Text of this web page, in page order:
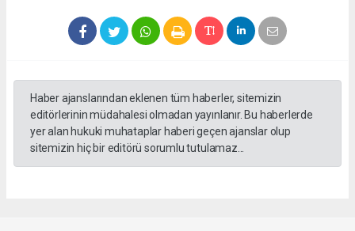
Haber ajanslarından eklenen tüm haberler, sitemizin
editörlerinin müdahalesi olmadan yayınlanır. Bu haberlerde
yer alan hukuki muhataplar haberi geçen ajanslar olup
sitemizin hiç bir editörü sorumlu tutulamaz...